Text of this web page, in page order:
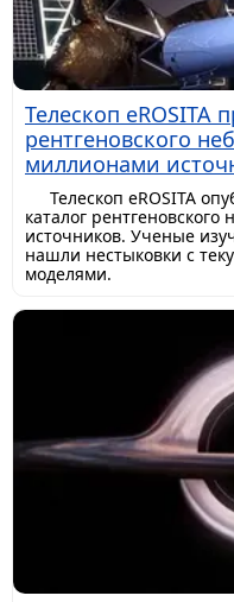
Телескоп eROSITA
рентгеновского
миллионами
Телескоп eROSITA
каталог
источников. Ученые
нашли нестыковки с
моделями.